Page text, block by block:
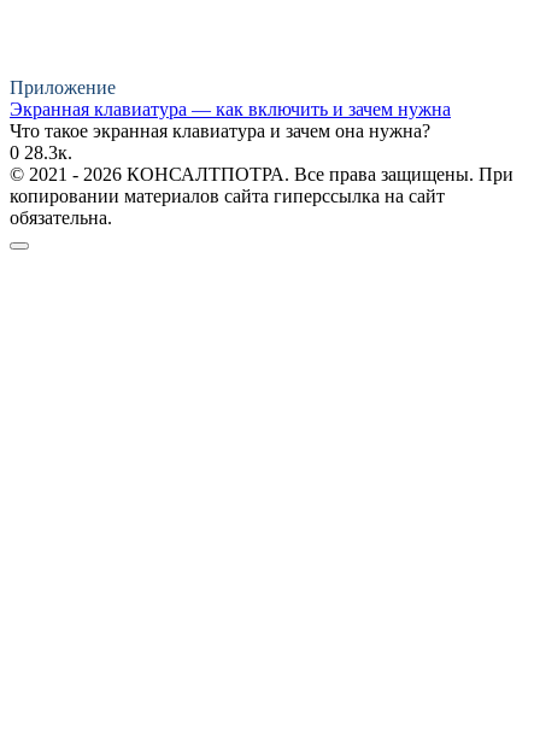
Приложение
Экранная клавиатура — как включить и зачем нужна
Что такое экранная клавиатура и зачем она нужна?
0 28.3к.
© 2021 - 2026 КОНСАЛТПОТРА. Все права защищены. При
копировании материалов сайта гиперссылка на сайт
обязательна.